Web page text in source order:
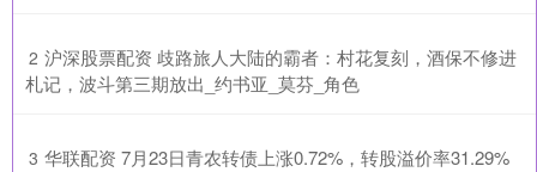
2 ​沪深股票配资 歧路旅人大陆的霸者：村花复刻，酒保不修进
札记，波斗第三期放出_约书亚_莫芬_角色
3 ​华联配资 7月23日青农转债上涨0.72%，转股溢价率31.29%